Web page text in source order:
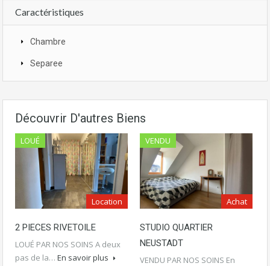
Caractéristiques
Chambre
Separee
Découvrir D'autres Biens
LOUÉ
Location
2 PIECES RIVETOILE
LOUÉ PAR NOS SOINS A deux
pas de la… En savoir plus
VENDU
Achat
STUDIO QUARTIER
NEUSTADT
VENDU PAR NOS SOINS En